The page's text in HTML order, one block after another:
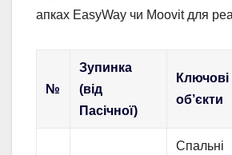
апках EasyWay чи Moovit для
№
Зупинка
(від
Пасічної)
Ключові
об’єкти
Спальні